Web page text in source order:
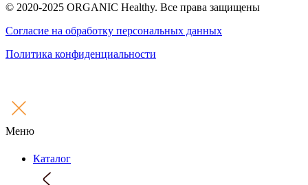
© 2020-2025 ORGANIC Healthy. Все права защищены
Согласие на обработку персональных данных
Политика конфиденциальности
Меню
Каталог